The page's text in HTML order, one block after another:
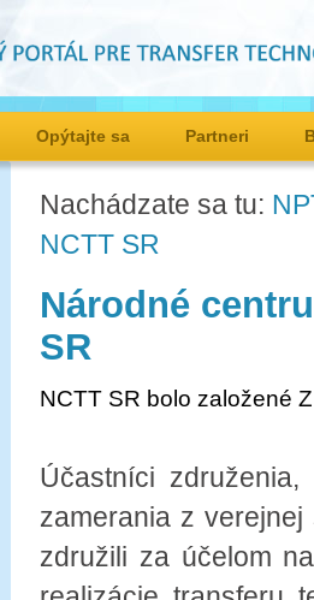
Opýtajte sa Partneri
Nachádzate sa tu:
NCTT SR
Národné
SR
NCTT SR bolo založené
Účastníci
zamerania z
združili za účelom